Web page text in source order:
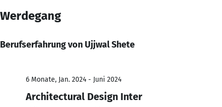
Werdegang
Berufserfahrung von Ujjwal Shete
6 Monate, Jan. 2024 - Juni 2024
Architectural Design Inter